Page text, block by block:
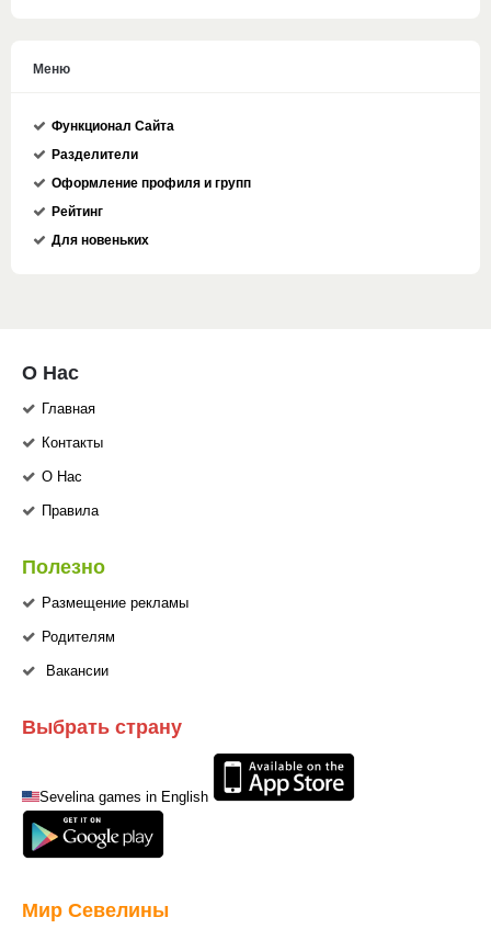
Меню
Функционал Сайта
Разделители
Оформление профиля и групп
Рейтинг
Для новеньких
О Нас
Главная
Контакты
О Нас
Правила
Полезно
Размещение рекламы
Родителям
Вакансии
Выбрать страну
Sevelina games in English
Мир Севелины